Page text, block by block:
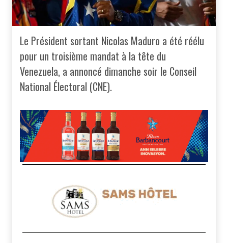
Le Président sortant Nicolas Maduro a été réélu
pour un troisième mandat à la tête du
Venezuela, a annoncé dimanche soir le Conseil
National Électoral (CNE).